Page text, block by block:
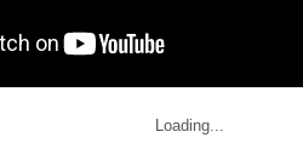
Loading...